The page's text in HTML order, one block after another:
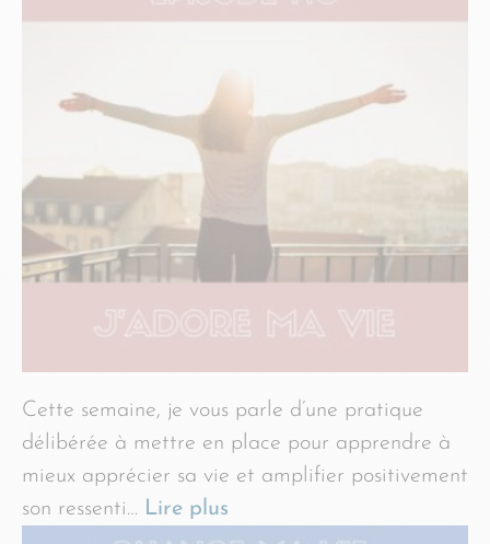
Cette semaine, je vous parle d’une pratique
délibérée à mettre en place pour apprendre à
mieux apprécier sa vie et amplifier positivement
son ressenti… Lire plus